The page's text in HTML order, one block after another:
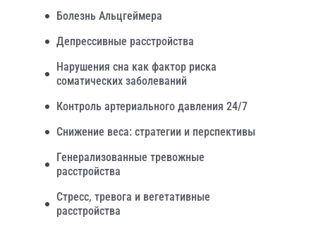
Болезнь Альцгеймера
Депрессивные расстройства
Нарушения сна как фактор риска
соматических заболеваний
Контроль артериального давления 24/7
Снижение веса: стратегии и перспективы
Генерализованные тревожные
расстройства
Стресс, тревога и вегетативные
расстройства